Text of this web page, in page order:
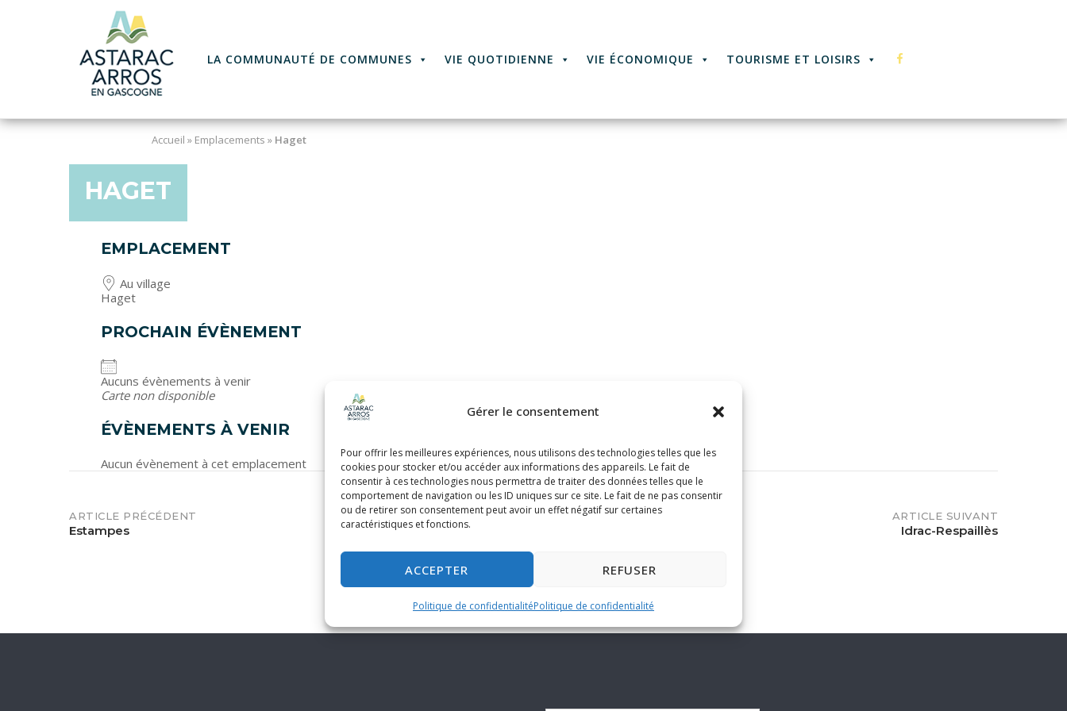
Gérer le consentement
Pour offrir les meilleures expériences, nous utilisons des technologies telles que les
cookies pour stocker et/ou accéder aux informations des appareils. Le fait de
consentir à ces technologies nous permettra de traiter des données telles que le
comportement de navigation ou les ID uniques sur ce site. Le fait de ne pas consentir
ou de retirer son consentement peut avoir un effet négatif sur certaines
caractéristiques et fonctions.
ACCEPTER REFUSER
Politique de confidentialitéPolitique de confidentialité
LA COMMUNAUTÉ DE COMMUNES VIE QUOTIDIENNE VIE ÉCONOMIQUE TOURISME ET LOISIRS
O
Accueil » Emplacements » Haget
HAGET
EMPLACEMENT
Au village
Haget
PROCHAIN ÉVÈNEMENT
Aucuns évènements à venir
Carte non disponible
ÉVÈNEMENTS À VENIR
Aucun évènement à cet emplacement
POST
ARTICLE PRÉCÉDENT
Estampes
ARTICLE SUIVANT
Idrac-Respaillès